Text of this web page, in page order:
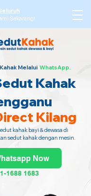
Sekarang!
Melalui WhatsApp.
Kahak
Kilang
kahak bayi & dewasa di
sedut kahak dengan mesin.
Now
1688 1683